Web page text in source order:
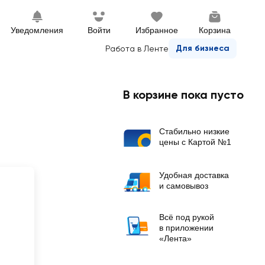
Уведомления Войти Избранное
Корзина
Работа в Ленте
Для бизнеса
В корзине пока пусто
Стабильно низкие
цены с Картой №1
Удобная доставка
и самовывоз
Всё под рукой
в приложении
«Лента»